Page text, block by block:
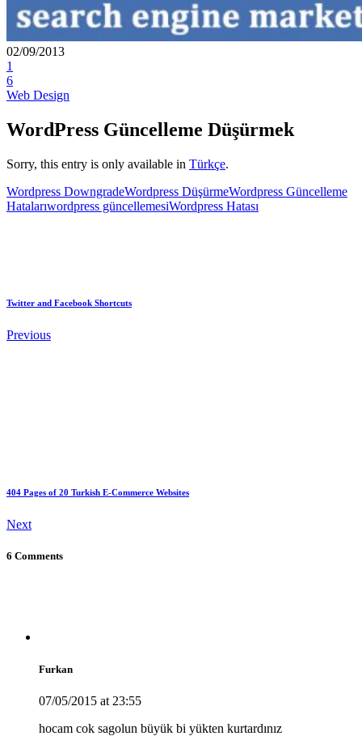
02/09/2013
1
6
Web Design
WordPress Güncelleme Düşürmek
Sorry, this entry is only available in Türkçe.
Wordpress DowngradeWordpress DüşürmeWordpress Güncelleme
Hatalarıwordpress güncellemesiWordpress Hatası
Twitter and Facebook Shortcuts
Previous
404 Pages of 20 Turkish E-Commerce Websites
Next
6 Comments
Furkan
07/05/2015 at 23:55
hocam cok sagolun büyük bi yükten kurtardınız